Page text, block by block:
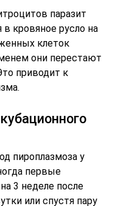
паразит
в кровяное русло на
клеток
они перестают
приводит к
пироплазмоза у
первые
3 неделе после
или спустя пару